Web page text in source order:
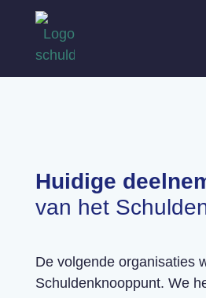
Huidige
van het
De volgende organisaties
Schuldenknooppunt. We